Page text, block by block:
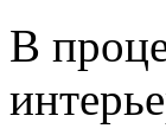
В